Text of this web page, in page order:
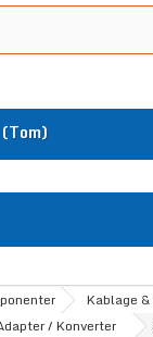
(Tom)
Kablage
/ Konverter